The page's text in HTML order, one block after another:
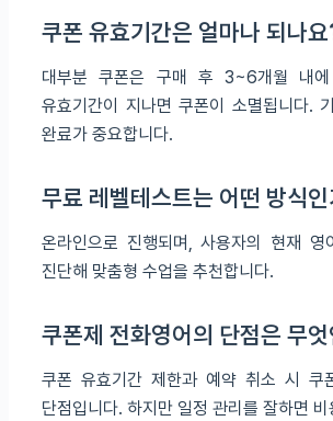
쿠폰 유효기간은 얼마나 되나
대부분 쿠폰은 구매 후 3~6개월 내
유효기간이 지나면 쿠폰이 소멸됩니다.
완료가 중요합니다.
무료 레벨테스트는 어떤 방식
온라인으로 진행되며, 사용자의 현재 영
진단해 맞춤형 수업을 추천합니다.
쿠폰제 전화영어의 단점은 무
쿠폰 유효기간 제한과 예약 취소 시 쿠
단점입니다. 하지만 일정 관리를 잘하면